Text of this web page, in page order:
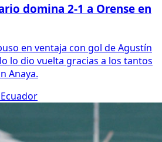
domina 2-1 a Orense en
en ventaja con gol de Agustín
lo dio vuelta gracias a los tantos
Anaya.